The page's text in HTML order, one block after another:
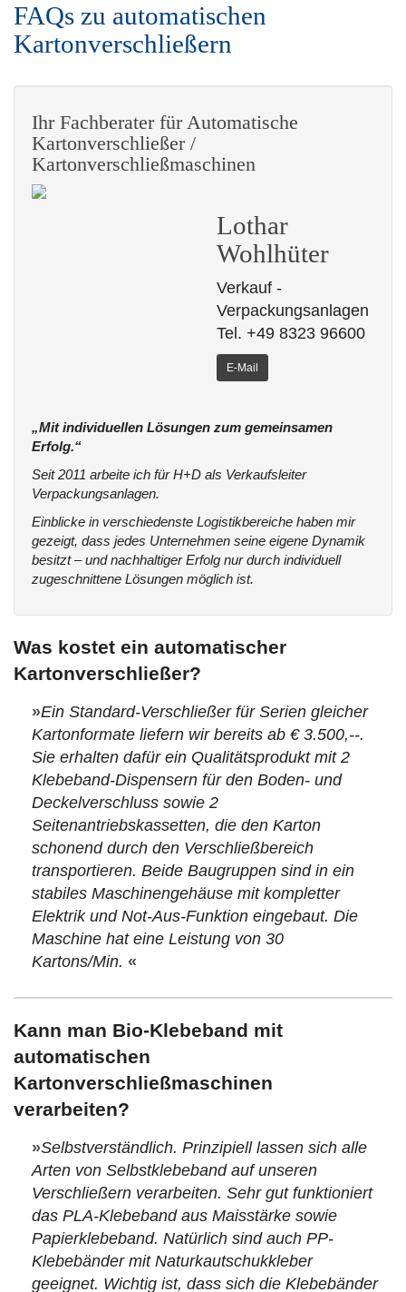
FAQs zu automatischen
Kartonverschließern
Ihr Fachberater für Automatische
Kartonverschließer /
Kartonverschließmaschinen
Lothar
Wohlhüter
Verkauf -
Verpackungsanlagen
Tel. +49 8323 96600
E-Mail
„Mit individuellen Lösungen zum gemeinsamen
Erfolg.“
Seit 2011 arbeite ich für H+D als Verkaufsleiter
Verpackungsanlagen.
Einblicke in verschiedenste Logistikbereiche haben mir
gezeigt, dass jedes Unternehmen seine eigene Dynamik
besitzt – und nachhaltiger Erfolg nur durch individuell
zugeschnittene Lösungen möglich ist.
Was kostet ein automatischer
Kartonverschließer?
»Ein Standard-Verschließer für Serien gleicher
Kartonformate liefern wir bereits ab € 3.500,--.
Sie erhalten dafür ein Qualitätsprodukt mit 2
Klebeband-Dispensern für den Boden- und
Deckelverschluss sowie 2
Seitenantriebskassetten, die den Karton
schonend durch den Verschließbereich
transportieren. Beide Baugruppen sind in ein
stabiles Maschinengehäuse mit kompletter
Elektrik und Not-Aus-Funktion eingebaut. Die
Maschine hat eine Leistung von 30
Kartons/Min. «
Kann man Bio-Klebeband mit
automatischen
Kartonverschließmaschinen
verarbeiten?
»Selbstverständlich. Prinzipiell lassen sich alle
Arten von Selbstklebeband auf unseren
Verschließern verarbeiten. Sehr gut funktioniert
das PLA-Klebeband aus Maisstärke sowie
Papierklebeband. Natürlich sind auch PP-
Klebebänder mit Naturkautschukkleber
geeignet. Wichtig ist, dass sich die Klebebänder